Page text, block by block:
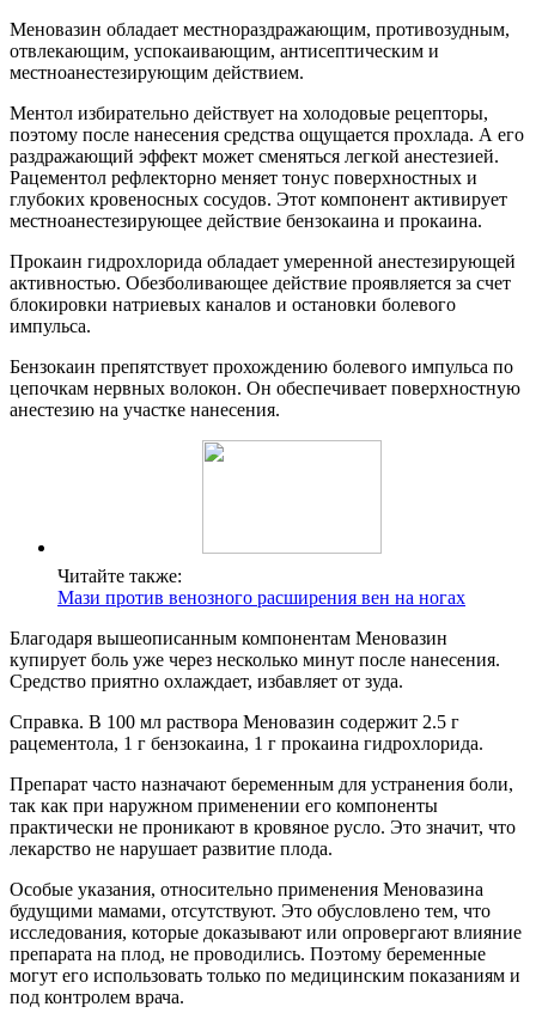
Меновазин обладает местнораздражающим, противозудным,
отвлекающим, успокаивающим, антисептическим и
местноанестезирующим действием.
Ментол избирательно действует на холодовые рецепторы,
поэтому после нанесения средства ощущается прохлада. А его
раздражающий эффект может сменяться легкой анестезией.
Рацементол рефлекторно меняет тонус поверхностных и
глубоких кровеносных сосудов. Этот компонент активирует
местноанестезирующее действие бензокаина и прокаина.
Прокаин гидрохлорида обладает умеренной анестезирующей
активностью. Обезболивающее действие проявляется за счет
блокировки натриевых каналов и остановки болевого
импульса.
Бензокаин препятствует прохождению болевого импульса по
цепочкам нервных волокон. Он обеспечивает поверхностную
анестезию на участке нанесения.
Читайте также:
Мази против венозного расширения вен на ногах
Благодаря вышеописанным компонентам Меновазин
купирует боль уже через несколько минут после нанесения.
Средство приятно охлаждает, избавляет от зуда.
Справка. В 100 мл раствора Меновазин содержит 2.5 г
рацементола, 1 г бензокаина, 1 г прокаина гидрохлорида.
Препарат часто назначают беременным для устранения боли,
так как при наружном применении его компоненты
практически не проникают в кровяное русло. Это значит, что
лекарство не нарушает развитие плода.
Особые указания, относительно применения Меновазина
будущими мамами, отсутствуют. Это обусловлено тем, что
исследования, которые доказывают или опровергают влияние
препарата на плод, не проводились. Поэтому беременные
могут его использовать только по медицинским показаниям и
под контролем врача.